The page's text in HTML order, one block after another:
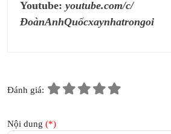
Youtube: youtube.com/c/
ĐoànAnhQuốcxaynhatrongoi
Đánh giá:
Nội dung (*)